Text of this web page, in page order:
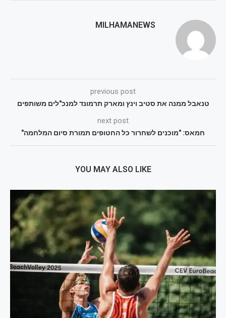
MILHAMANEWS
previous post
טנאבל ממנה את סטיב וינץ ומארק תרמונד למנכ"לים משותפים
next post
חמאס: "מוכנים לשחרור כל החטופים תמורת סיום המלחמה"
YOU MAY ALSO LIKE